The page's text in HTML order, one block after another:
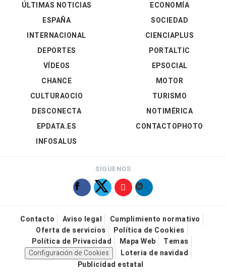
ÚLTIMAS NOTICIAS
ESPAÑA
INTERNACIONAL
DEPORTES
VÍDEOS
ECONOMÍA
SOCIEDAD
CIENCIAPLUS
PORTALTIC
EPSOCIAL
CHANCE
CULTURAOCIO
DESCONECTA
EPDATA.ES
INFOSALUS
MOTOR
TURISMO
NOTIMÉRICA
CONTACTOPHOTO
SÍGUENOS
Contacto Aviso legal
Cumplimiento normativo
Oferta de servicios
Política de Cookies
Política de Privacidad
Mapa Web
Temas
Configuración de Cookies
Loteria de navidad
Publicidad estatal